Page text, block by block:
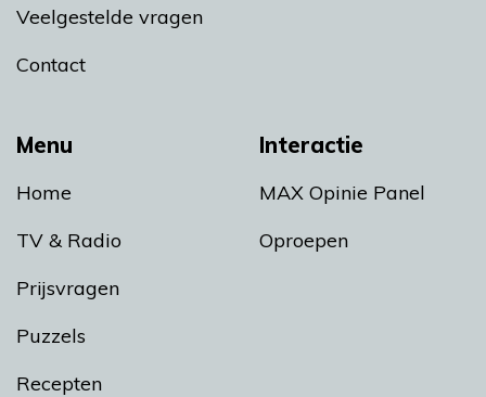
Menu
Home
TV & Radio
Prijsvragen
Puzzels
Recepten
Interactie
MAX Opinie Panel
Oproepen
Veelgestelde vragen
Contact